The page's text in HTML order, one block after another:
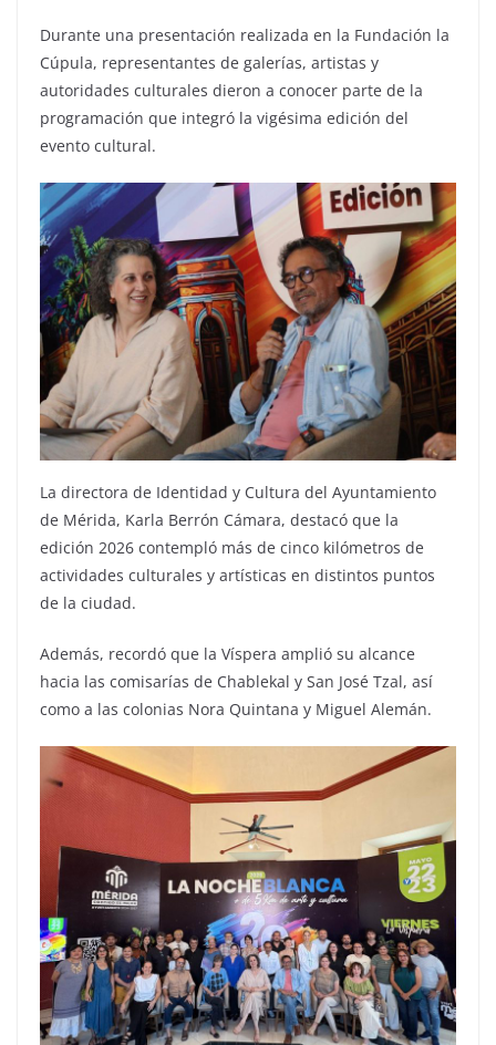
Durante una presentación realizada en la Fundación la
Cúpula, representantes de galerías, artistas y
autoridades culturales dieron a conocer parte de la
programación que integró la vigésima edición del
evento cultural.
La directora de Identidad y Cultura del Ayuntamiento
de Mérida, Karla Berrón Cámara, destacó que la
edición 2026 contempló más de cinco kilómetros de
actividades culturales y artísticas en distintos puntos
de la ciudad.
Además, recordó que la Víspera amplió su alcance
hacia las comisarías de Chablekal y San José Tzal, así
como a las colonias Nora Quintana y Miguel Alemán.